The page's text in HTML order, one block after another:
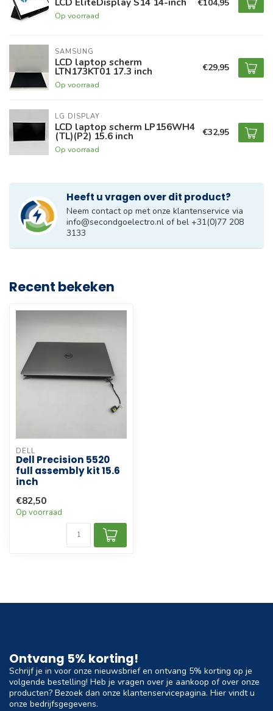
Op voorraad
€104,95
SAMSUNG
LCD laptop scherm
LTN173KT01 17.3 inch
Op voorraad
€29,95
LG DISPLAY
LCD laptop scherm LP156WH4
(TL)(P2) 15.6 inch
Op voorraad
€32,95
Heeft u vragen over dit product?
Neem contact op met onze klantenservice via
info@secondgoelectro.nl of bel +31(0)77 208
3133
Recent bekeken
DELL
Dell Precision 5520
full assembly kit 15.6
inch
€82,50
Op voorraad
Ontvang 5% korting!
Schrijf je in voor onze nieuwsbrief en ontvang 5% korting op je
volgende bestelling! Heb je vragen over je aankoop of over onze
producten? Bezoek dan onze klantenservicepagina. Hier vindt u
onze bedrijfsgegevens.